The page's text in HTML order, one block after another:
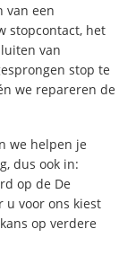
van een
stopcontact, het
van
stop te
we repareren de
we helpen je
dus ook in:
op de De
u voor ons kiest
op verdere